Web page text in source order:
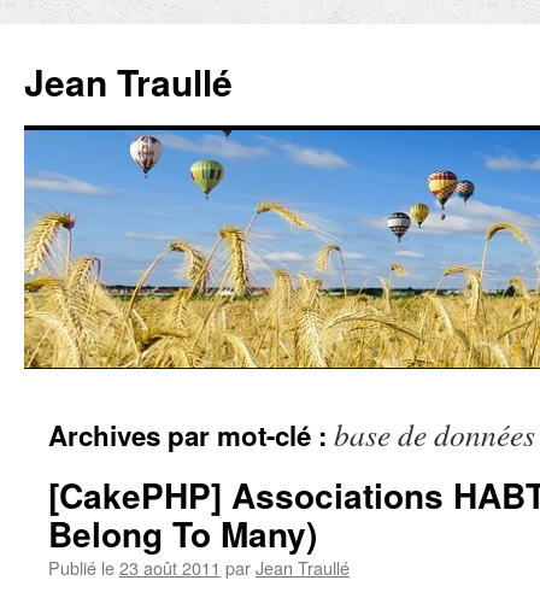
contenu
Jean Traullé
Archives par mot-clé : base de données
[CakePHP] Associations
Belong To Many)
Publié le23 août 2011 parJean Traullé